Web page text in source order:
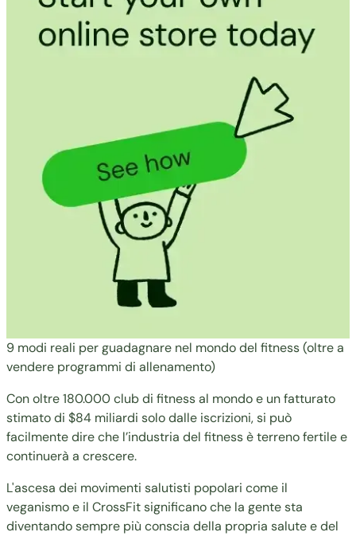
9 modi reali per guadagnare nel mondo del fitness (oltre a
vendere programmi di allenamento)
Con oltre 180.000 club di fitness al mondo e un fatturato
stimato di $84 miliardi solo dalle iscrizioni, si può
facilmente dire che l’industria del fitness è terreno fertile e
continuerà a crescere.
L'ascesa dei movimenti salutisti popolari come il
veganismo e il CrossFit significano che la gente sta
diventando sempre più conscia della propria salute e del